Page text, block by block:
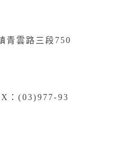
青雲路三段750
：(03)977-93